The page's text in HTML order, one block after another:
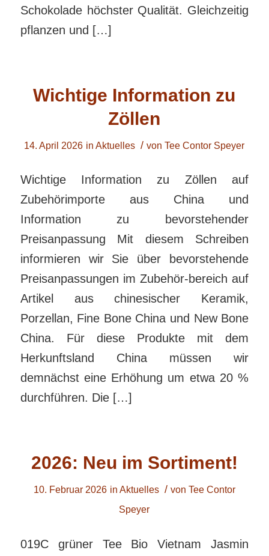
Schokolade höchster Qualität. Gleichzeitig
pflanzen und […]
Wichtige Information zu
Zöllen
14. April 2026 inAktuelles / vonTee Contor Speyer
Wichtige Information zu Zöllen auf
Zubehörimporte aus China und
Information zu bevorstehender
Preisanpassung Mit diesem Schreiben
informieren wir Sie über bevorstehende
Preisanpassungen im Zubehör-bereich auf
Artikel aus chinesischer Keramik,
Porzellan, Fine Bone China und New Bone
China. Für diese Produkte mit dem
Herkunftsland China müssen wir
demnächst eine Erhöhung um etwa 20 %
durchführen. Die […]
2026: Neu im Sortiment!
10. Februar 2026 in Aktuelles / von Tee Contor
Speyer
019C grüner Tee Bio Vietnam Jasmin